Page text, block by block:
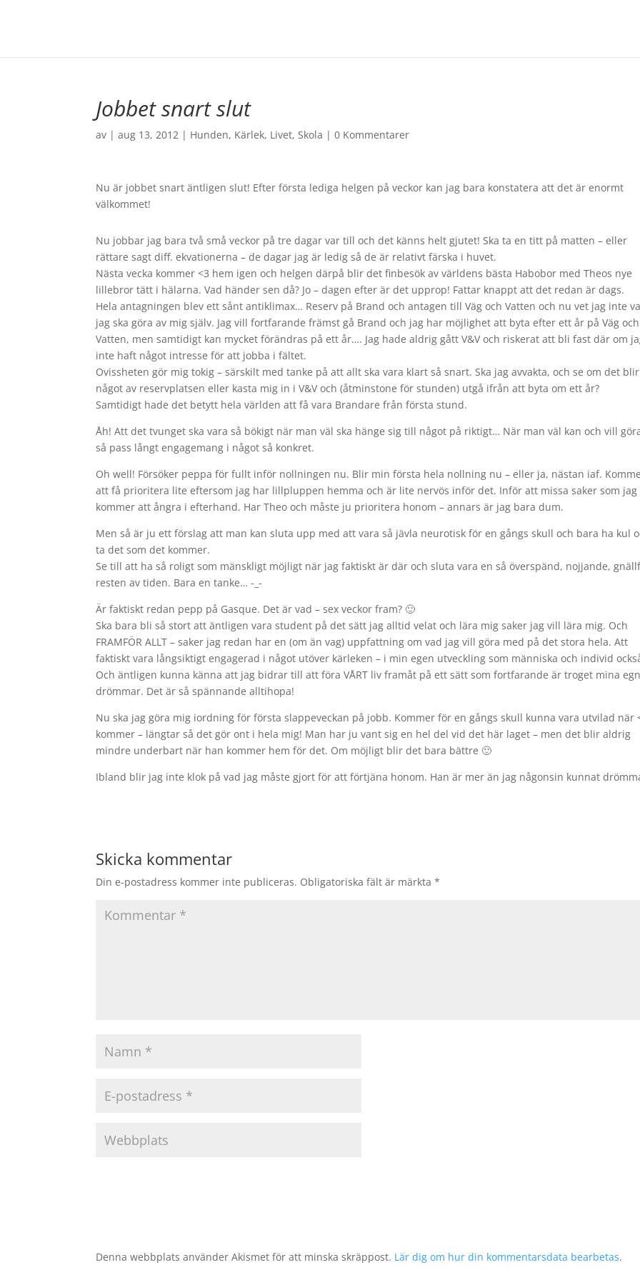
Jobbet snart slut
av |aug 13, 2012 | Hunden, Kärlek, Livet,Skola |0 Kommentarer
Nu är jobbet snart äntligen slut! Efter första lediga helgen på veckor kan jag bara konstatera att det är enormt
välkommet!
Nu jobbar jag bara två små veckor på tre dagar var till och det känns helt gjutet! Ska ta en titt på matten – eller
rättare sagt diff. ekvationerna – de dagar jag är ledig så de är relativt färska i huvet.
Nästa vecka kommer <3 hem igen och helgen därpå blir det finbesök av världens bästa Habobor med Theos nye
lillebror tätt i hälarna. Vad händer sen då? Jo – dagen efter är det upprop! Fattar knappt att det redan är dags.
Hela antagningen blev ett sånt antiklimax… Reserv på Brand och antagen till Väg och Vatten och nu vet jag inte
jag ska göra av mig själv. Jag vill fortfarande främst gå Brand och jag har möjlighet att byta efter ett år på Väg och
Vatten, men samtidigt kan mycket förändras på ett år…. Jag hade aldrig gått V&V och riskerat att bli fast där om
inte haft något intresse för att jobba i fältet.
Ovissheten gör mig tokig – särskilt med tanke på att allt ska vara klart så snart. Ska jag avvakta, och se om det blir
något av reservplatsen eller kasta mig in i V&V och (åtminstone för stunden) utgå ifrån att byta om ett år?
Samtidigt hade det betytt hela världen att få vara Brandare från första stund.
Åh! Att det tvunget ska vara så bökigt när man väl ska hänge sig till något på riktigt… När man väl kan och vill
så pass långt engagemang i något så konkret.
Oh well! Försöker peppa för fullt inför nollningen nu. Blir min första hela nollning nu – eller ja, nästan iaf.
att få prioritera lite eftersom jag har lillpluppen hemma och är lite nervös inför det. Inför att missa saker som jag
kommer att ångra i efterhand. Har Theo och måste ju prioritera honom – annars är jag bara dum.
Men så är ju ett förslag att man kan sluta upp med att vara så jävla neurotisk för en gångs skull och bara ha kul
ta det som det kommer.
Se till att ha så roligt som mänskligt möjligt när jag faktiskt är där och sluta vara en så överspänd, nojjande,
resten av tiden. Bara en tanke… -_-
Är faktiskt redan pepp på Gasque. Det är vad – sex veckor fram? 🙂
Ska bara bli så stort att äntligen vara student på det sätt jag alltid velat och lära mig saker jag vill lära mig. Och
FRAMFÖR ALLT – saker jag redan har en (om än vag) uppfattning om vad jag vill göra med på det stora hela. Att
faktiskt vara långsiktigt engagerad i något utöver kärleken – i min egen utveckling som människa och individ
Och äntligen kunna känna att jag bidrar till att föra VÅRT liv framåt på ett sätt som fortfarande är troget mina
drömmar. Det är så spännande alltihopa!
Nu ska jag göra mig iordning för första slappeveckan på jobb. Kommer för en gångs skull kunna vara utvilad när
kommer – längtar så det gör ont i hela mig! Man har ju vant sig en hel del vid det här laget – men det blir aldrig
mindre underbart när han kommer hem för det. Om möjligt blir det bara bättre 🙂
Ibland blir jag inte klok på vad jag måste gjort för att förtjäna honom. Han är mer än jag någonsin kunnat
Skicka kommentar
Din e-postadress kommer inte publiceras. Obligatoriska fält är märkta*
Denna webbplats använder Akismet för att minska skräppost. Lär dig om hur din kommentarsdata bearbetas.